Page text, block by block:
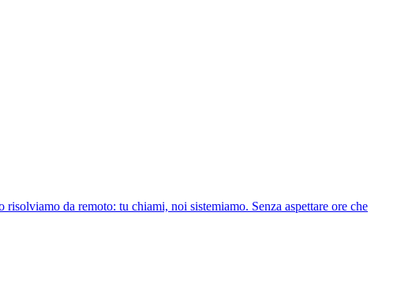
da remoto: tu chiami, noi sistemiamo. Senza aspettare ore che